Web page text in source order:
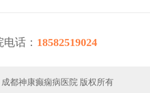
电话： 18582519024
都神康癫痫病医院 版权所有